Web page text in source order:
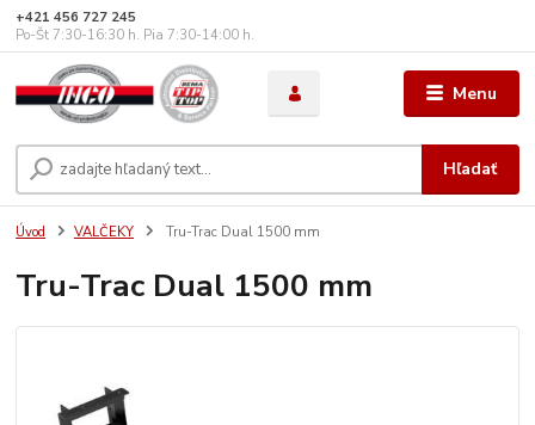
Menu
Hľadať
+421 456 727 245
Po-Št 7:30-16:30 h. Pia 7:30-14:00 h.
Úvod VALČEKY Tru-Trac Dual 1500 mm
Tru-Trac Dual 1500 mm